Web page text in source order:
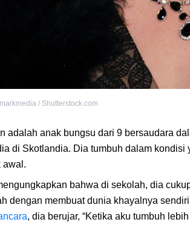
/ Shutterstock.com
adalah anak bungsu dari 9 bersaudara
di Skotlandia. Dia tumbuh dalam kondisi
awal.
bahwa di sekolah, dia
dengan membuat dunia khayalnya
, dia berujar, “Ketika aku tumbuh